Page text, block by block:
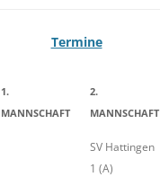
Termine
1.
MANNSCHAFT
2.
MANNSCHAFT
SV Hattingen
1 (A)